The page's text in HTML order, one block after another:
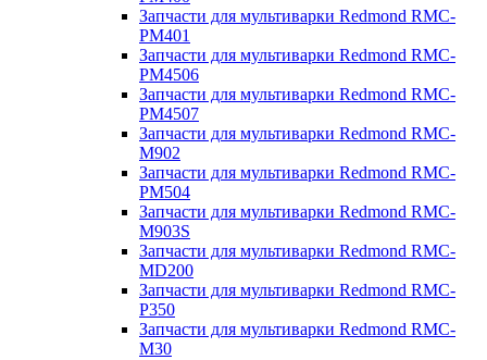
Запчасти для мультиварки Redmond RMC-
PM401
Запчасти для мультиварки Redmond RMC-
PM4506
Запчасти для мультиварки Redmond RMC-
PM4507
Запчасти для мультиварки Redmond RMC-
M902
Запчасти для мультиварки Redmond RMC-
PM504
Запчасти для мультиварки Redmond RMC-
M903S
Запчасти для мультиварки Redmond RMC-
MD200
Запчасти для мультиварки Redmond RMC-
P350
Запчасти для мультиварки Redmond RMC-
M30